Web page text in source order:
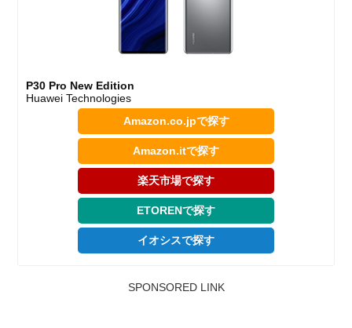
P30 Pro New Edition
Huawei Technologies
Amazon.co.jpで探す
Amazon.itで探す
楽天市場で探す
ETORENで探す
イオシスで探す
SPONSORED LINK